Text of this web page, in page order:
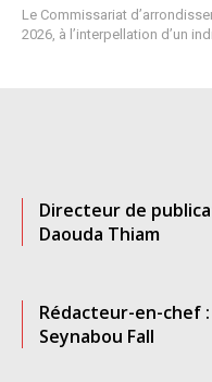
Le Commissariat
2026, à l’interpellation d’un
Directeur de
Daouda Thiam
Rédacteur-en-chef :
Seynabou Fall